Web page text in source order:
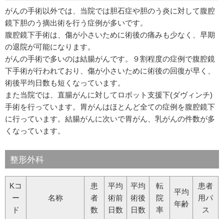
がんの手術以外では、当院では胆石症や胆のう炎に対して腹腔
鏡下胆のう摘出術を行う症例が多いです。
腹腔鏡下手術は、傷が小さいために術後の痛みも少なく、早期
の退院が可能になります。
がんの手術で多いのは結腸がんです。９割程度の症例で腹腔鏡
下手術が行われており、傷が小さいために術後の回復が早く、
術後平均日数も短くなっています。
また当院では、直腸がんに対してロボット支援下(ダヴィンチ)
手術を行っています。胃がんはほとんど全ての症例を腹腔鏡下
に行っています。結腸がんに次いで胃がん、乳がんの件数が多
くなっています。
整形外科
Kコ
ー
ド
名称
患
者
数
平均
術前
日数
平均
術後
日数
転
院
率
平均
年齢
患者
用パ
ス